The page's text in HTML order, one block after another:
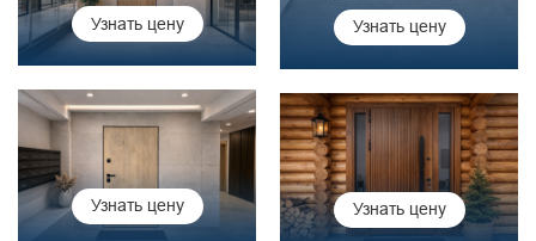
Узнать цену
Узнать цену
Узнать цену Узнать цену